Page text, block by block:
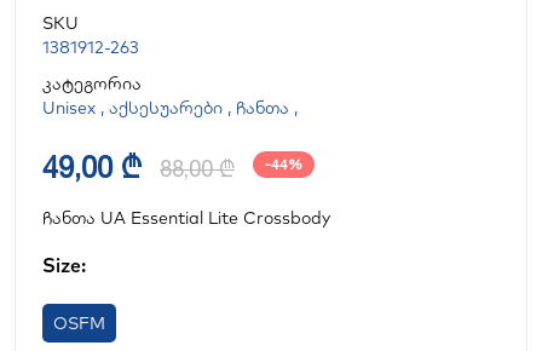
SKU
1381912-263
კატეგორია
Unisex , აქსესუარები , ჩანთა ,
49,00 ₾ 88,00 ₾ -44%
ჩანთა UA Essential Lite Crossbody
Size:
OSFM